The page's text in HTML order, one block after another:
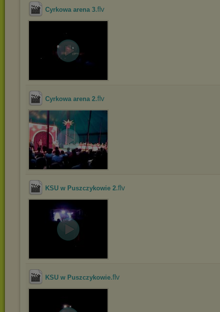
Cyrkowa arena 3.flv
Cyrkowa arena 2.flv
KSU w Puszczykowie 2.flv
KSU w Puszczykowie.flv